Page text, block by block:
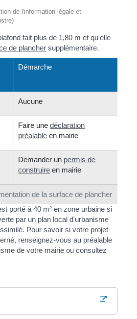
de l'information légale et
fait plus de 1,80 m et qu'elle
de plancher supplémentaire.
de la surface de plancher
Démarche
Aucune
Faire unedéclaration
préalable en mairie
Demander un permis de
construire en mairie
porté à 40 m² en zone urbaine si
par un plan local d'urbanisme
Pour savoir si votre projet
renseignez-vous au préalable
de votre mairie ou consultez